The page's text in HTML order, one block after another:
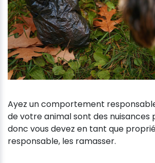
Ayez un comportement
de votre animal sont des nuisances
donc vous devez en tant que
responsable, les ramasser.